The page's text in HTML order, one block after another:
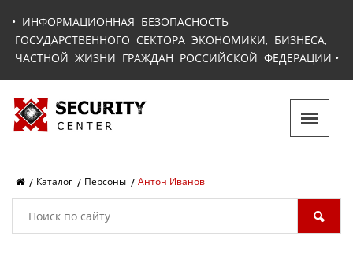
• ИНФОРМАЦИОННАЯ БЕЗОПАСНОСТЬ
ГОСУДАРСТВЕННОГО СЕКТОРА ЭКОНОМИКИ, БИЗНЕСА,
ЧАСТНОЙ ЖИЗНИ ГРАЖДАН РОССИЙСКОЙ ФЕДЕРАЦИИ •
Каталог Персоны Антон Иванов